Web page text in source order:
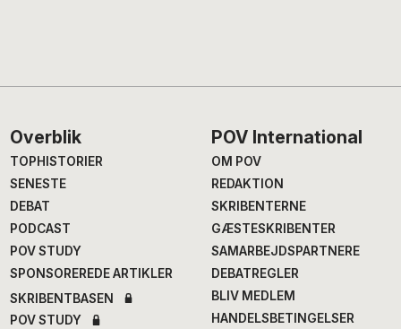
Footer
Overblik
TOPHISTORIER
SENESTE
DEBAT
PODCAST
POV STUDY
SPONSOREREDE ARTIKLER
SKRIBENTBASEN
POV STUDY
POV International
OM POV
REDAKTION
SKRIBENTERNE
GÆSTESKRIBENTER
SAMARBEJDSPARTNERE
DEBATREGLER
BLIV MEDLEM
HANDELSBETINGELSER